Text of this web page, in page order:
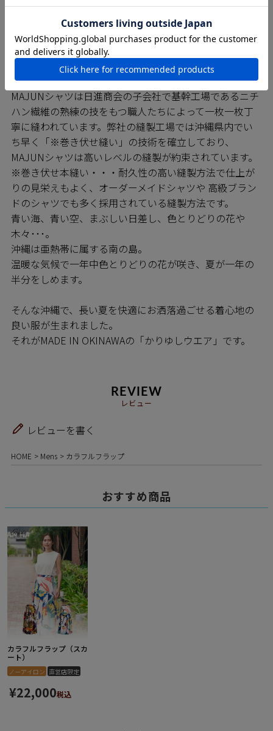
SEWING 縫製のこだわり
MAJUNシャツは日進商会の子会社で基幹工場であるニチ
ハン繊維の熟練の技をもつ職人たちによって一枚一枚丁
寧に縫われています。弊社の縫製工場では沖縄県内でい
ち早く「※巻き伏せ縫い」の技術を確立しており、
MAJUNシャツは高いレベルの縫製が約束されています。
※巻き伏せ本縫い・・・耐久性の高い縫製方法で仕上が
りの見栄えもよく、オーダーメイドシャツや 高級ブラン
ドのシャツでも多く採用されている縫製方法です。
青い海、青い空、まぶしい日差し、色とりどりの花や
木々･･･。
沖縄は亜熱帯に属する南の島。
温暖な気候で一年中色とりどりの花が咲き、夏が一年の
半分をしめます。
そんな沖縄で、長い夏を快適にお洒落過ごせる着心地の
良い服が生まれました。
それがMADE IN OKINAWAの「かりゆしウエア」です。
REVIEW
レビュー
レビューを書く
HOME Mens カラフルフラップ
おすすめ商品
カラフルフラップ（スカ
ート）
ノーアイロン 直営店限定
¥22,000税込